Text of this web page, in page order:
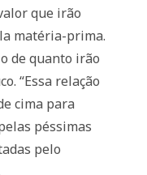
que irão
matéria-prima.
de quanto irão
“Essa relação
cima para
péssimas
pelo